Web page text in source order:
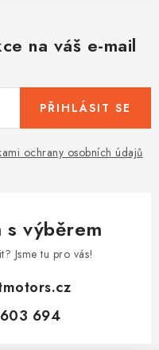
na váš e-mail
ochrany osobních údajů
PŘIHLÁSIT SE
s výběrem
Jsme tu pro vás!
694